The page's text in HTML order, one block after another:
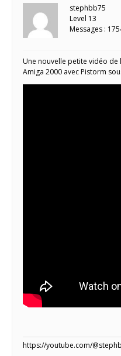
stephbb75
Level 13
Messages :
Une nouvelle petite vidéo de
Amiga 2000 avec Pistorm
https://youtube.com/